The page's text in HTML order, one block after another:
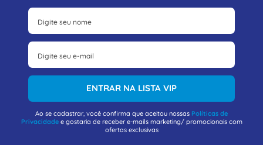
ENTRAR NA LISTA VIP
Ao se cadastrar, você confirma que aceitou nossas Políticas de
Privacidadee gostaria de receber e-mails marketing/ promocionais com
ofertas exclusivas